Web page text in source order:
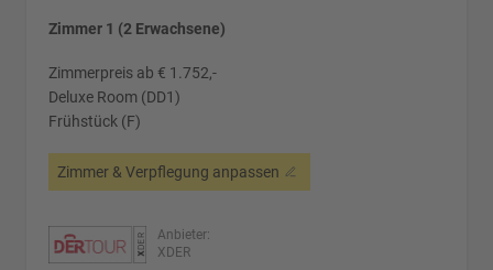
Zimmer 1 (2 Erwachsene)
Zimmerpreis ab € 1.752,-
Deluxe Room (DD1)
Frühstück (F)
Zimmer & Verpflegung anpassen
Anbieter:
XDER